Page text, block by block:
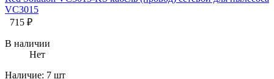
VC3015
715 ₽
В наличии
Нет
Наличие: 7 шт